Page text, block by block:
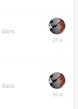
dans
dans